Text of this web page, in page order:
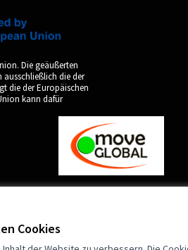
Cookies
Die geäußerten
ausschließlich die der
die der Europäischen
kann dafür